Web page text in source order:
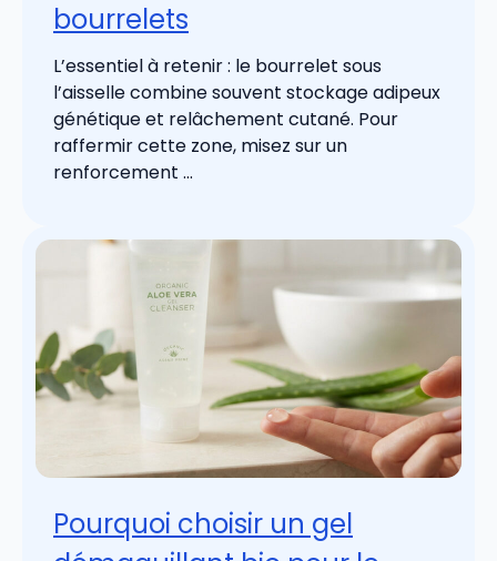
bourrelets
L’essentiel à retenir : le bourrelet sous
l’aisselle combine souvent stockage adipeux
génétique et relâchement cutané. Pour
raffermir cette zone, misez sur un
renforcement ...
Pourquoi choisir un gel